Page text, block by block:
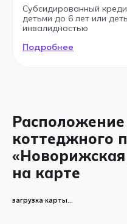
Субсидированный
детьми до 6 лет или
инвалидностью
Подробнее
Расположение
коттеджного
на карте
загрузка карты...